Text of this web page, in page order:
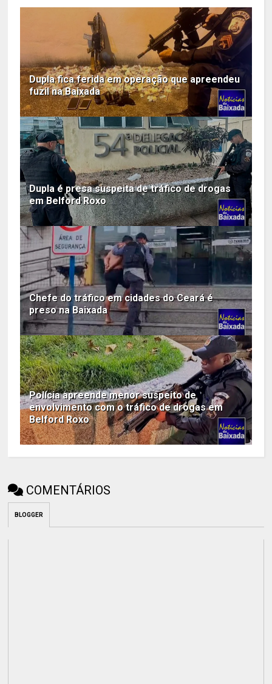
Dupla fica ferida em operação que apreendeu
fuzil na Baixada
Dupla é presa suspeita de tráfico de drogas
em Belford Roxo
Chefe do tráfico em cidades do Ceará é
preso na Baixada
Polícia apreende menor suspeito de
envolvimento com o tráfico de drogas em
Belford Roxo
COMENTÁRIOS
BLOGGER